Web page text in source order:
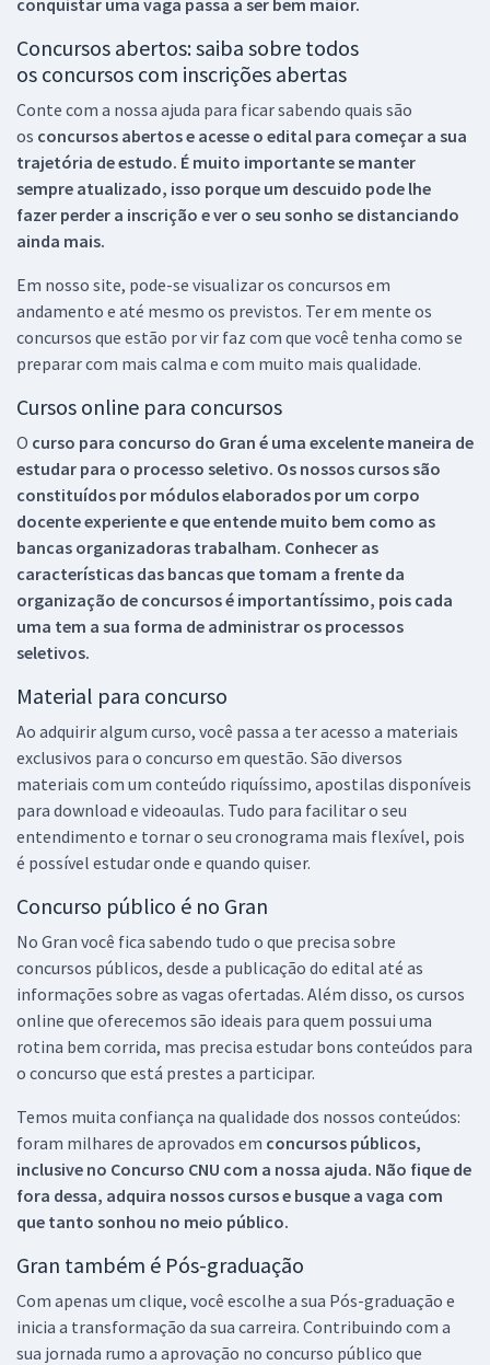
conquistar uma vaga passa a ser bem maior.
Concursos abertos: saiba sobre todos
os concursos com inscrições abertas
Conte com a nossa ajuda para ficar sabendo quais são
os concursos abertos e acesse o edital para começar a sua
trajetória de estudo. É muito importante se manter
sempre atualizado, isso porque um descuido pode lhe
fazer perder a inscrição e ver o seu sonho se distanciando
ainda mais.
Em nosso site, pode-se visualizar os concursos em
andamento e até mesmo os previstos. Ter em mente os
concursos que estão por vir faz com que você tenha como se
preparar com mais calma e com muito mais qualidade.
Cursos online para concursos
O curso para concurso do Gran é uma excelente maneira de
estudar para o processo seletivo. Os nossos cursos são
constituídos por módulos elaborados por um corpo
docente experiente e que entende muito bem como as
bancas organizadoras trabalham. Conhecer as
características das bancas que tomam a frente da
organização de concursos é importantíssimo, pois cada
uma tem a sua forma de administrar os processos
seletivos.
Material para concurso
Ao adquirir algum curso, você passa a ter acesso a materiais
exclusivos para o concurso em questão. São diversos
materiais com um conteúdo riquíssimo, apostilas disponíveis
para download e videoaulas. Tudo para facilitar o seu
entendimento e tornar o seu cronograma mais flexível, pois
é possível estudar onde e quando quiser.
Concurso público é no Gran
No Gran você fica sabendo tudo o que precisa sobre
concursos públicos, desde a publicação do edital até as
informações sobre as vagas ofertadas. Além disso, os cursos
online que oferecemos são ideais para quem possui uma
rotina bem corrida, mas precisa estudar bons conteúdos para
o concurso que está prestes a participar.
Temos muita confiança na qualidade dos nossos conteúdos:
foram milhares de aprovados em concursos públicos,
inclusive no Concurso CNU com a nossa ajuda. Não fique de
fora dessa, adquira nossos cursos e busque a vaga com
que tanto sonhou no meio público.
Gran também é Pós-graduação
Com apenas um clique, você escolhe a sua Pós-graduação e
inicia a transformação da sua carreira. Contribuindo com a
sua jornada rumo a aprovação no concurso público que